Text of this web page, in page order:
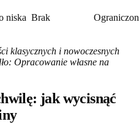
niska Brak
klasycznych i nowoczesnych
Opracowanie własne na
jak wycisnąć